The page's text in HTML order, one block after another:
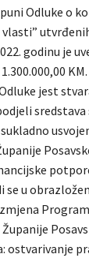
Odluke o
godinu je
jest
se u
ostvarivanje